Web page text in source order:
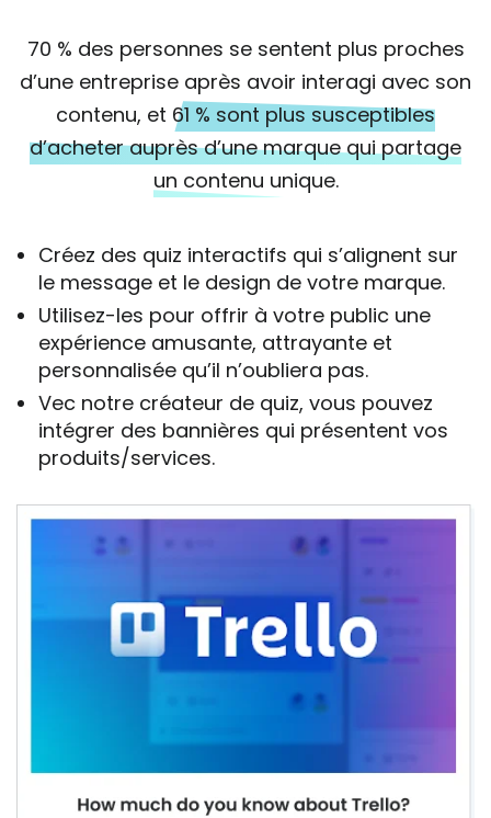
70 % des personnes se sentent plus proches
d’une entreprise après avoir interagi avec son
contenu, et 61 % sont plus susceptibles
d’acheter auprès d’une marque qui partage
un contenu unique.
Créez des quiz interactifs qui s’alignent sur
le message et le design de votre marque.
Utilisez-les pour offrir à votre public une
expérience amusante, attrayante et
personnalisée qu’il n’oubliera pas.
Vec notre créateur de quiz, vous pouvez
intégrer des bannières qui présentent vos
produits/services.